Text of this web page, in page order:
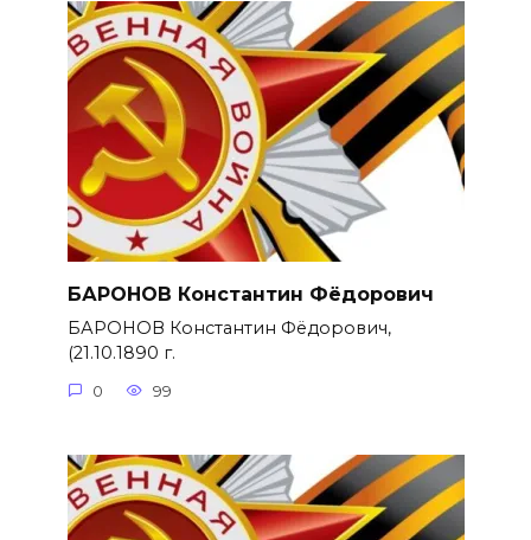
БАРОНОВ Константин Фёдорович
БАРОНОВ Константин Фёдорович,
(21.10.1890 г.
0 99